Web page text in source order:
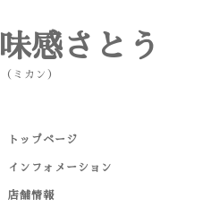
味感さとう
（ミカン）
トップページ
インフォメーション
店舗情報